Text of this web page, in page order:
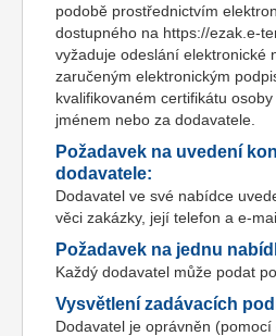
podobě prostřednictvím
dostupného na https://ezak.e-
vyžaduje odeslání elektronické
zaručeným elektronickým
kvalifikovaném certifikátu
jménem nebo za dodavatele.
Požadavek na uvedení
dodavatele:
Dodavatel ve své nabídce
věci zakázky, její telefon a e-
Požadavek na jednu
Každý dodavatel může podat
Vysvětlení zadávacích
Dodavatel je oprávněn